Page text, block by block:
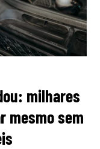
milhares
mesmo sem